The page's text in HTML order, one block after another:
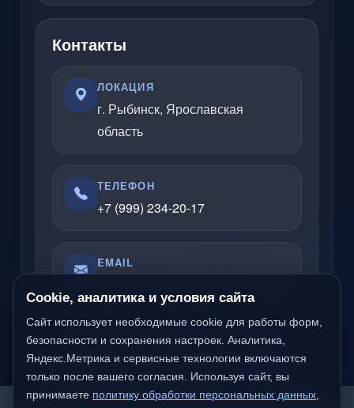
Контакты
ЛОКАЦИЯ
г. Рыбинск, Ярославская
область
ТЕЛЕФОН
+7 (999) 234-20-17
EMAIL
Отвечаю по вопросам услуг, сайтов,
серверов, облачных решений и
компьютерной помощи.
Cookie, аналитика и условия сайта
Сайт использует необходимые cookie для работы форм,
безопасности и сохранения настроек. Аналитика,
Яндекс.Метрика и сервисные технологии включаются
только после вашего согласия. Используя сайт, вы
принимаете политику обработки персональных данных